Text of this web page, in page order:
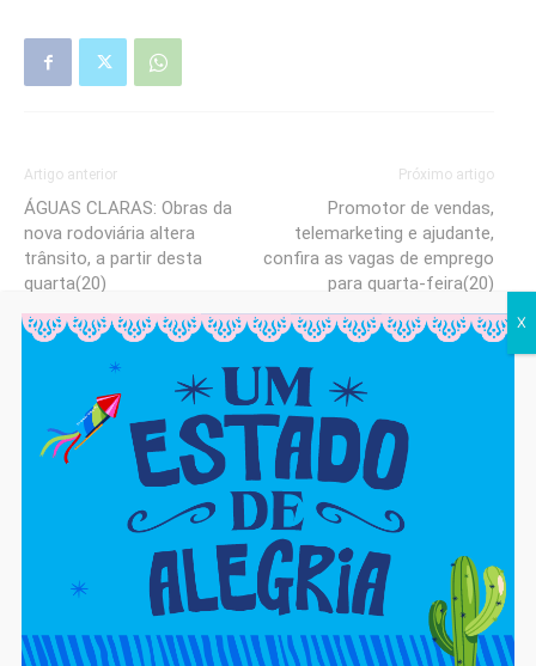
Artigo anterior
ÁGUAS CLARAS: Obras da
nova rodoviária altera
trânsito, a partir desta
quarta(20)
Próximo artigo
Promotor de vendas,
telemarketing e ajudante,
confira as vagas de emprego
para quarta-feira(20)
cjadm
https://cajaon.com.br
X